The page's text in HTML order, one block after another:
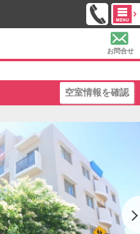
お問合せ
空室情報を確認